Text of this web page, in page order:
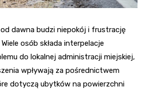
dawna budzi niepokój i frustrację
osób składa interpelacje
do lokalnej administracji miejskiej,
wpływają za pośrednictwem
dotyczą ubytków na powierzchni